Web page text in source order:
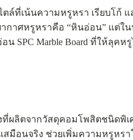
เน้นความหรูหรา เรียบโก้ แ
กาศหรูหราคือ “หินอ่อน” แต่ใ
SPC Marble Board ที่ให้ลุค
ตจากวัสดุคอมโพสิตชนิดพิเศษ
มือนจริง ช่วยเพิ่มความหรูหร